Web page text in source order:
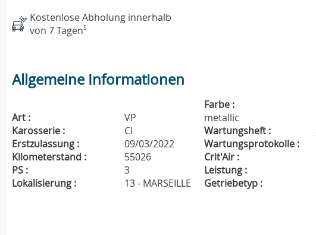
Kostenlose Abholung innerhalb
von 7 Tagen5
Allgemeine Informationen
Art : VP
Farbe :
metallic
Karosserie : CI Wartungsheft :
Erstzulassung :
09/03/2022 Wartungsprotokolle :
Kilometerstand :
55026 Crit'Air :
PS :
3 Leistung :
Lokalisierung :
13 - MARSEILLE Getriebetyp :